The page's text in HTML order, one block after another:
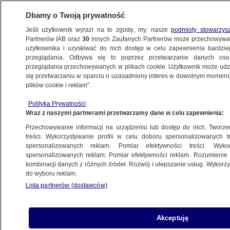
POLSKA
drugą dawką? Michał Kuczmierowski
wyjaśnia
10.06.2021, 09:13
Udostępnij
Dbamy o Twoją prywatność
Jeśli użytkownik wyrazi na to zgodę, my, naszepodmioty
Partnerów IAB oraz30 innych Zaufanych Partnerów może
użytkownika i uzyskiwać do nich dostęp w celu zapewnienia
przeglądania. Odbywa się to poprzez przetwarzanie danych
przeglądania przechowywanych w plikach cookie. Użytkownik może
się przetwarzaniu w oparciu o uzasadniony interes w dowolnym
plików cookie i reklam”.
Polityka Prywatności
Wraz z naszymi partnerami przetwarzamy dane w celu zapewnienia:
Przechowywanie informacji na urządzeniu lub dostęp do nich.
treści. Wykorzystywanie profili w celu doboru spersonalizowanych
spersonalizowanych reklam. Pomiar efektywności treści.
spersonalizowanych reklam. Pomiar efektywności reklam.
kombinacji danych z różnych źródeł. Rozwój i ulepszanie usług.
do wyboru reklam.
Lista partnerów (dostawców)
Akceptuję